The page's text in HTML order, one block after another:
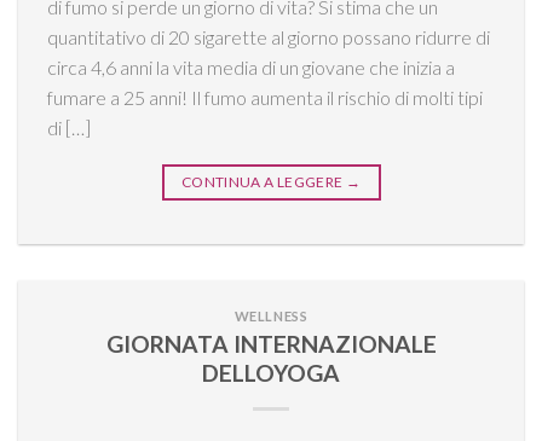
di fumo si perde un giorno di vita? Si stima che un
quantitativo di 20 sigarette al giorno possano ridurre di
circa 4,6 anni la vita media di un giovane che inizia a
fumare a 25 anni! Il fumo aumenta il rischio di molti tipi
di […]
CONTINUA A LEGGERE →
WELLNESS
GIORNATA INTERNAZIONALE
DELLOYOGA